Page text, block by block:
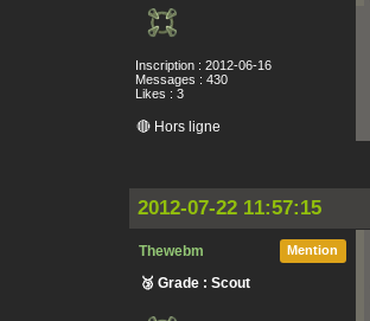
Inscription : 2012-06-16
Messages : 430
Likes : 3
🔴 Hors ligne
2012-07-22 11:57:15
Mention
Thewebm
🥉 Grade : Scout